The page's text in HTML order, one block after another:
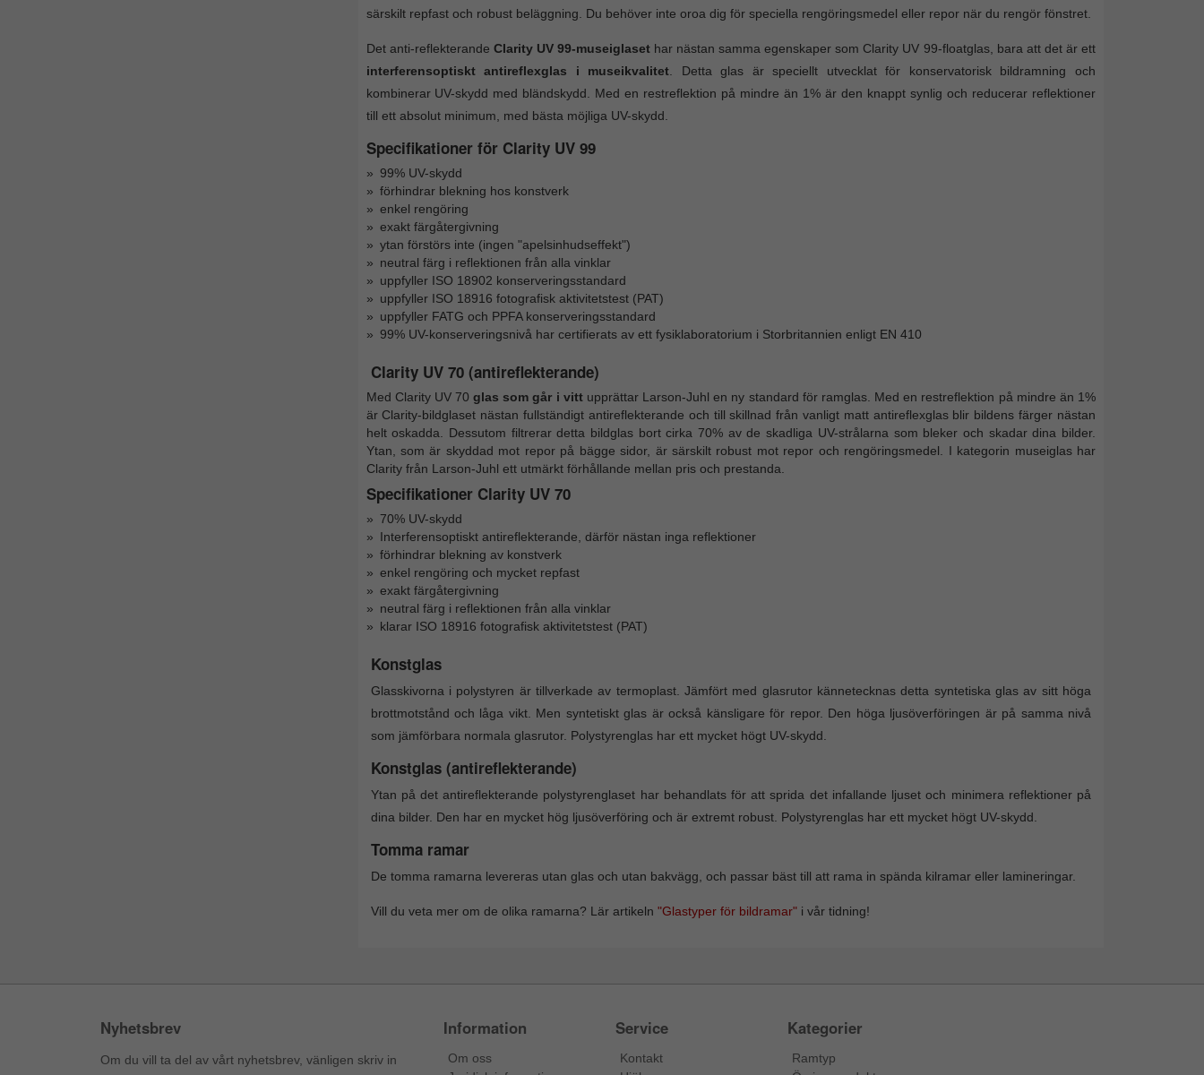
särskilt repfast och robust beläggning. Du behöver inte oroa dig för speciella rengöringsmedel eller repor när du rengör fönstret.
Det anti-reflekterande Clarity UV 99-museiglasethar nästan samma egenskaper som Clarity UV 99-floatglas, bara att det är ett
interferensoptiskt antireflexglas i museikvalitet . Detta glas är speciellt utvecklat för konservatorisk bildramning och
kombinerar UV-skydd med bländskydd. Med en restreflektion på mindre än 1% är den knappt synlig och reducerar reflektioner
till ett absolut minimum, med bästa möjliga UV-skydd.
Specifikationer för Clarity UV 99
99% UV-skydd
förhindrar blekning hos konstverk
enkel rengöring
exakt färgåtergivning
ytan förstörs inte (ingen "apelsinhudseffekt")
neutral färg i reflektionen från alla vinklar
uppfyller ISO 18902 konserveringsstandard
uppfyller ISO 18916 fotografisk aktivitetstest (PAT)
uppfyller FATG och PPFA konserveringsstandard
99% UV-konserveringsnivå har certifierats av ett fysiklaboratorium i Storbritannien enligt EN 410
Clarity UV 70 (antireflekterande)
Med Clarity UV 70glas som går i vittupprättar Larson-Juhl en ny standard för ramglas. Med en restreflektion på mindre än 1%
är Clarity-bildglaset nästan fullständigt antireflekterande och till skillnad från vanligt matt antireflexglas blir bildens färger nästan
helt oskadda. Dessutom filtrerar detta bildglas bort cirka 70% av de skadliga UV-strålarna som bleker och skadar dina bilder.
Ytan, som är skyddad mot repor på bägge sidor, är särskilt robust mot repor och rengöringsmedel. I kategorin museiglas har
Clarity från Larson-Juhl ett utmärkt förhållande mellan pris och prestanda.
Specifikationer Clarity UV 70
70% UV-skydd
Interferensoptiskt antireflekterande, därför nästan inga reflektioner
förhindrar blekning av konstverk
enkel rengöring och mycket repfast
exakt färgåtergivning
neutral färg i reflektionen från alla vinklar
klarar ISO 18916 fotografisk aktivitetstest (PAT)
Konstglas
Glasskivorna i polystyren är tillverkade av termoplast. Jämfört med glasrutor kännetecknas detta syntetiska glas av sitt höga
brottmotstånd och låga vikt. Men syntetiskt glas är också känsligare för repor. Den höga ljusöverföringen är på samma nivå
som jämförbara normala glasrutor. Polystyrenglas har ett mycket högt UV-skydd.
Konstglas (antireflekterande)
Ytan på det antireflekterande polystyrenglaset har behandlats för att sprida det infallande ljuset och minimera reflektioner på
dina bilder. Den har en mycket hög ljusöverföring och är extremt robust. Polystyrenglas har ett mycket högt UV-skydd.
Tomma ramar
De tomma ramarna levereras utan glas och utan bakvägg, och passar bäst till att rama in spända kilramar eller lamineringar.
Vill du veta mer om de olika ramarna? Lär artikeln "Glastyper för bildramar"i vår tidning!
Nyhetsbrev
Om du vill ta del av vårt nyhetsbrev, vänligen skriv in
Information
Om oss
Service
Kontakt
Kategorier
Ramtyp